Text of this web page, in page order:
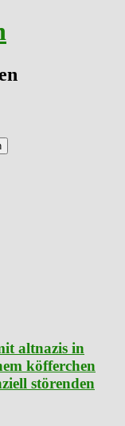
altnazis in
köfferchen
störenden